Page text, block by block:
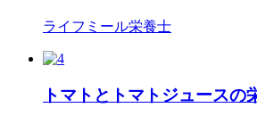
ライフミール栄養士
トマトとトマトジュースの